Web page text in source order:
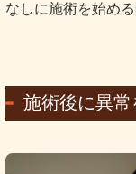
なしに施術を始め
施術後に異常